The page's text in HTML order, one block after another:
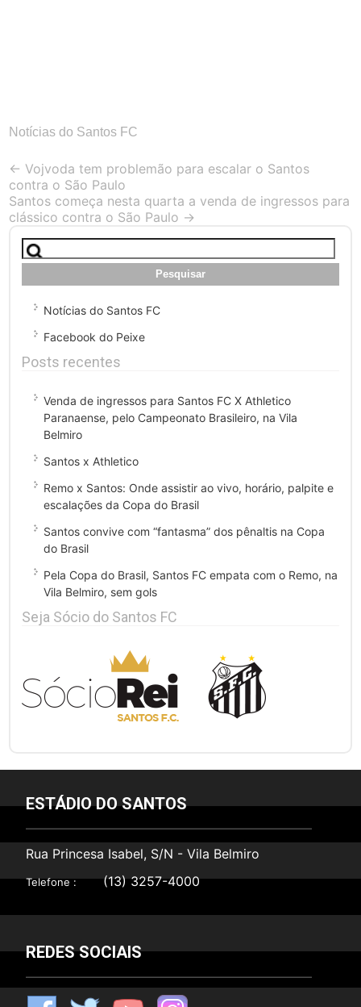
Notícias do Santos FC
Post
navigation
← Vojvoda tem problemão para escalar o Santos
contra o São Paulo
Santos começa nesta quarta a venda de ingressos para
clássico contra o São Paulo →
Pesquisar
por:
Notícias do Santos FC
Facebook do Peixe
Posts recentes
Venda de ingressos para Santos FC X Athletico
Paranaense, pelo Campeonato Brasileiro, na Vila
Belmiro
Santos x Athletico
Remo x Santos: Onde assistir ao vivo, horário, palpite e
escalações da Copa do Brasil
Santos convive com “fantasma” dos pênaltis na Copa
do Brasil
Pela Copa do Brasil, Santos FC empata com o Remo, na
Vila Belmiro, sem gols
Seja Sócio do Santos FC
ESTÁDIO DO SANTOS
Rua Princesa Isabel, S/N - Vila Belmiro
Telefone : (13) 3257-4000
REDES SOCIAIS